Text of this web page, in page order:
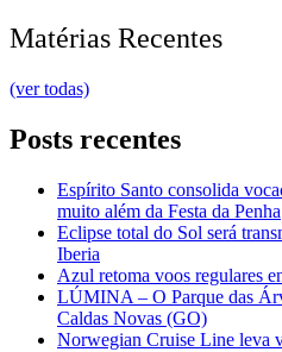
Matérias Recentes
(ver todas)
Posts recentes
Espírito Santo consolida
muito além da Festa da Penha
Eclipse total do Sol será
Iberia
Azul retoma voos regulares
LÚMINA – O Parque das
Caldas Novas (GO)
Norwegian Cruise Line leva